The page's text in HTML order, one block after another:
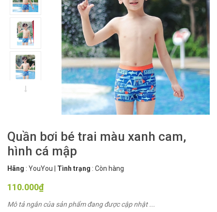
Quần bơi bé trai màu xanh cam,
hình cá mập
Hãng : YouYou Tình trạng : Còn hàng
110.000₫
Mô tả ngắn của sản phẩm đang được cập nhật ...